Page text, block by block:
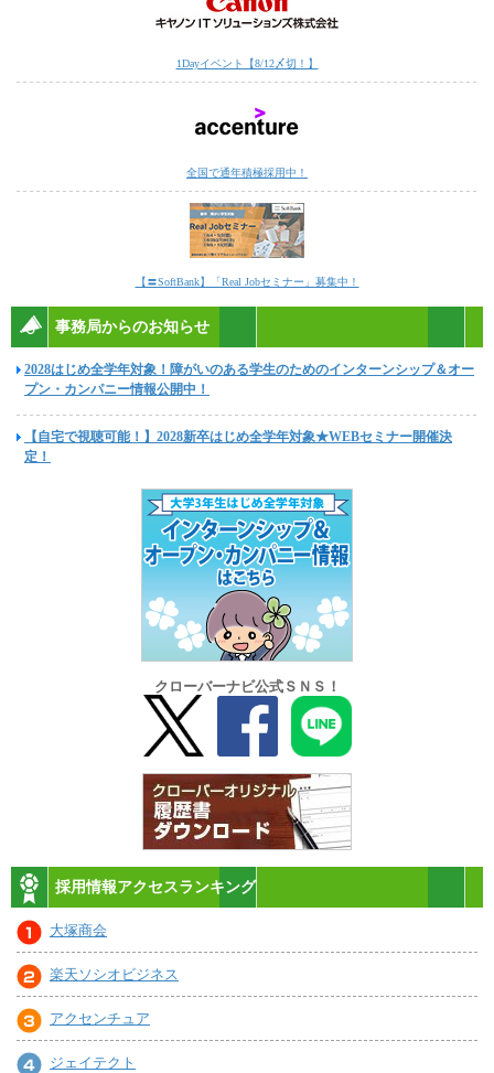
1Dayイベント【8/12〆切！】
全国で通年積極採用中！
【〓SoftBank】「Real Jobセミナー」募集中！
事務局からのお知らせ
2028はじめ全学年対象！障がいのある学生のためのインターンシップ＆オー
プン・カンパニー情報公開中！
【自宅で視聴可能！】2028新卒はじめ全学年対象★WEBセミナー開催決
定！
クローバーナビ公式ＳＮＳ！
採用情報アクセスランキング
大塚商会
楽天ソシオビジネス
アクセンチュア
ジェイテクト